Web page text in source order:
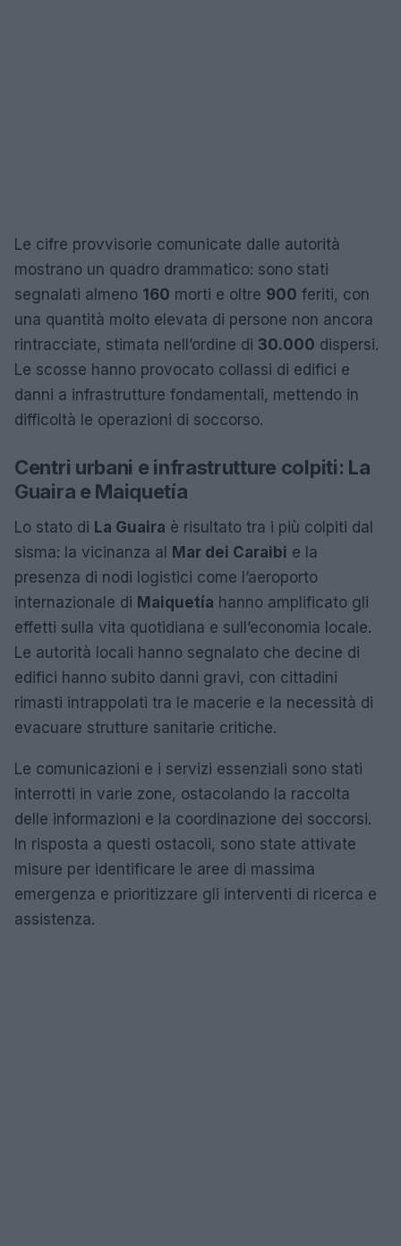
Le cifre provvisorie comunicate dalle autorità
mostrano un quadro drammatico: sono stati
segnalati almeno 160 morti e oltre 900 feriti, con
una quantità molto elevata di persone non ancora
rintracciate, stimata nell’ordine di 30.000 dispersi.
Le scosse hanno provocato collassi di edifici e
danni a infrastrutture fondamentali, mettendo in
difficoltà le operazioni di soccorso.
Centri urbani e infrastrutture colpiti: La
Guaira e Maiquetía
Lo stato di La Guaira è risultato tra i più colpiti dal
sisma: la vicinanza al
Mar dei Caraibi e la
presenza di nodi logistici come l’aeroporto
internazionale di Maiquetía hanno amplificato gli
effetti sulla vita quotidiana e sull’economia locale.
Le autorità locali hanno segnalato che decine di
edifici hanno subito danni gravi, con cittadini
rimasti intrappolati tra le macerie e la necessità di
evacuare strutture sanitarie critiche.
Le comunicazioni e i servizi essenziali sono stati
interrotti in varie zone, ostacolando la raccolta
delle informazioni e la coordinazione dei soccorsi.
In risposta a questi ostacoli, sono state attivate
misure per identificare le aree di massima
emergenza e prioritizzare gli interventi di ricerca e
assistenza.